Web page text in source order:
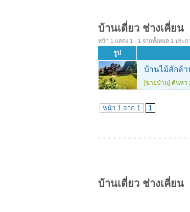
บ้านเดี่ยว ช่างเคี่ยน
หน้า 1 แสดง 1 - 1 จากทั้งหมด 1 ประก
รูป
บ้านไม้สักล้า
[ขายบ้าน] ค้นหา :
หน้า 1 จาก 1 1
บ้านเดี่ยว ช่างเคี่ยน